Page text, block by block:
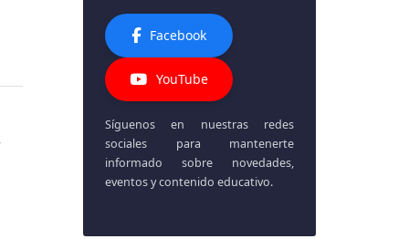
Facebook
YouTube
Síguenos en nuestras redes
sociales para mantenerte
informado sobre novedades,
eventos y contenido educativo.